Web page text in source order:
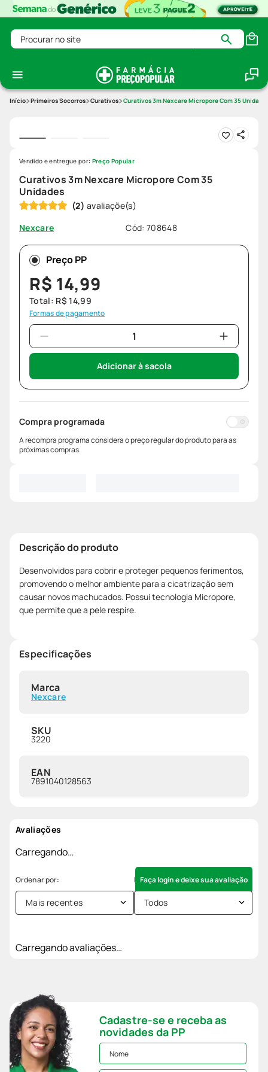
Procurar no site
Primeiros Socorros Curativos Curativos 3m Nexcare Micropore Com 35
Curativos 3m Nexcare Micropore Com 35
Unidades
(2)
Nexcare
Cód: 708648
Vendido e entregue por: Preço Popular
Preço PP
R$ 14,99
Total: R$ 14,99
Formas de pagamento
Adicionar à sacola
Compra programada
A recompra programa considera o preço regular do produto para as
próximas compras.
Descrição do produto
Desenvolvidos para cobrir e proteger pequenos ferimentos,
promovendo o melhor ambiente para a cicatrização sem
causar novos machucados. Possui tecnologia Micropore,
que permite que a pele respire.
Especificações
Marca
Nexcare
SKU
3220
EAN
7891040128563
Avaliações
Carregando…
Faça login e deixe sua avaliação
Mais recentes Todos
Carregando avaliações…
Cadastre-se e receba as
novidades da PP